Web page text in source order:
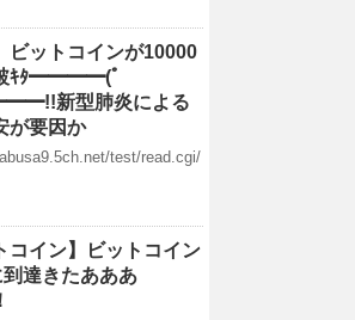
ビットコインが10000
破ｷﾀ━━━━(ﾟ
新型肺炎による
が要因か
test/read.cgi/
コイン】ビットコイン
達きたあああ